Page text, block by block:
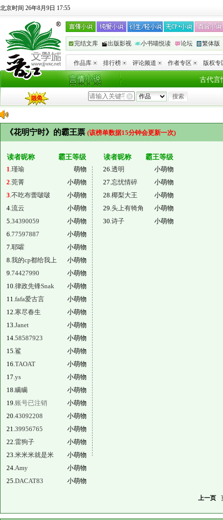
北京时间 26年8月9日 17:55
完结文库 出版影视 小书喵悦读 论坛 繁体版
作品库 排行榜 评论频道 作者专区 版权专
古代言
《花明宁时》的霸王票 (该榜单数据15分钟会更新一次)
读者昵称
霸王等级
1.瑾瑜
萌物
2.莞菁
小萌物
3.不吃布蕾啵啵
小萌物
4.流云
小萌物
5.34390059
小萌物
6.77597887
小萌物
7.耶嚯
小萌物
8.我的cp都给我上
小萌物
9.74427990
小萌物
10.律政先锋Snak
小萌物
11.fafa爱古言
小萌物
12.寒尽春生
小萌物
13.Janet
小萌物
14.58587923
小萌物
15.鲨
小萌物
16.TAOAT
小萌物
17.ys
小萌物
18.瞒瞒
小萌物
19.账号已注销
小萌物
20.43092208
小萌物
21.39956765
小萌物
22.雷狗子
小萌物
23.米米米就是米
小萌物
24.Amy
小萌物
25.DACAT83 小萌物
读者昵称
霸王等级
26.透明
小萌物
27.忘忧情碎
小萌物
28.椰梨大王
小萌物
29.头上有犄角
小萌物
30.诗子 小萌物
上一页